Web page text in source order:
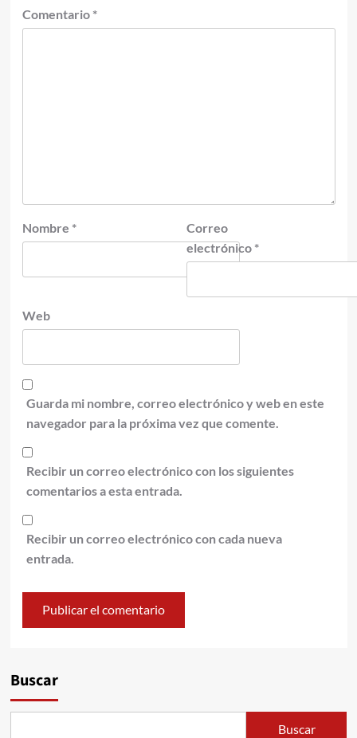
Comentario *
Nombre *
Correo
electrónico *
Web
Guarda mi nombre, correo electrónico y web en este
navegador para la próxima vez que comente.
Recibir un correo electrónico con los siguientes
comentarios a esta entrada.
Recibir un correo electrónico con cada nueva
entrada.
Buscar
Buscar